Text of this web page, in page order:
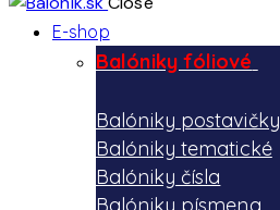
E-shop
Balóniky fóliové
Balóniky postavičky
Balóniky tematické
Balóniky čísla